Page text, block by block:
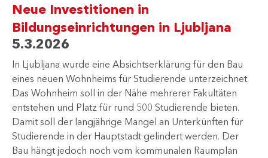
Neue Investitionen in
Bildungseinrichtungen in Ljubljana
5.3.2026
​In Ljubljana wurde eine Absichtserklärung für den Bau
eines neuen Wohnheims für Studierende unterzeichnet.
Das Wohnheim soll in der Nähe mehrerer Fakultäten
entstehen und Platz für rund 500 Studierende bieten.
Damit soll der langjährige Mangel an Unterkünften für
Studierende in der Hauptstadt gelindert werden. Der
Bau hängt jedoch noch vom kommunalen Raumplan